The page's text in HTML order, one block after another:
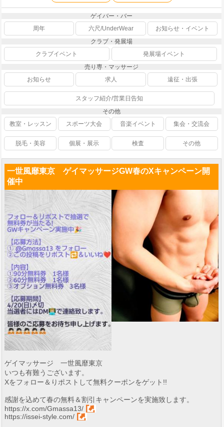
ゲイバー・バー
周年
六尺/UnderWear
お知らせ・イベント
クラブ・発展場
クラブイベント
発展場イベント
売り専・マッサージ
お知らせ
求人 遠征・出張
スタッフ紹介/営業日告知
その他
教室・レッスン
スポーツ大会 音楽イベント 集会・交流会
脱毛・美容 個展・展示 検査 その他
一世風靡東京 ゲイマッサージGW春のXキャンペーン開
催中
ゲイマッサージ 一世風靡東京
いつも有難うございます。
Xをフォロー＆りポストして無料クーポンをゲット!!
感謝を込めて春の無料＆割引キャンペーンを実施致します。
https://x.com/Gmassa13/
https://issei-style.com/